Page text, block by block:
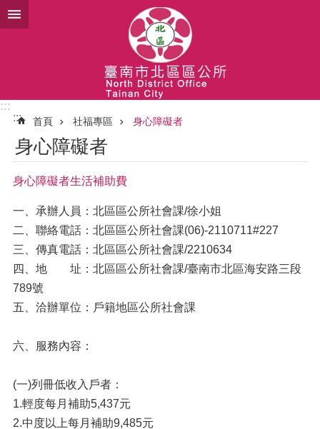
跳到主要內容區塊
:::
:::
首頁 社福專區 身心障礙者
身心障礙者
身心障礙者生活補助費
一、承辦人員：北區區公所社會課/徐小姐
二、聯絡電話：北區區公所社會課(06)-2110711#227
三、傳真電話：北區區公所社會課/2210634
四、地 址：北區區公所社會課/臺南市北區海安路三段
789號
五、洽辦單位：戶籍地區公所社會課
六、服務內容：
(一)列冊低收入戶者：
1.輕度每月補助5,437元
2.中度以上每月補助9,485元